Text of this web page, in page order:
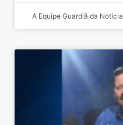
A Equipe Guardiã da Notícia